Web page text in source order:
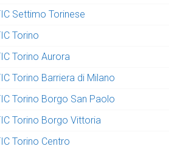
Settimo Torinese
Torino
Torino Aurora
Torino Barriera di Milano
Torino Borgo San Paolo
Torino Borgo Vittoria
Torino Centro